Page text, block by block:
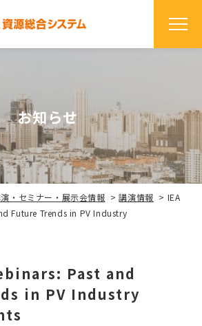
お知らせ
・セミナー・展示会情報 >講演情報 > IEA
Future Trends in PV Industry
Past and
in PV Industry